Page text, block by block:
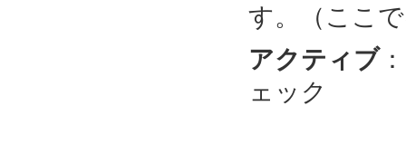
す。（ここ
アクティブ
ェック